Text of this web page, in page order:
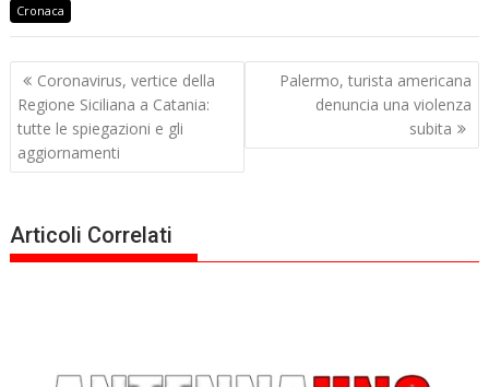
Cronaca
Navigazione
articoli
Coronavirus, vertice della
Regione Siciliana a Catania:
tutte le spiegazioni e gli
aggiornamenti
Palermo, turista americana
denuncia una violenza
subita
Articoli Correlati